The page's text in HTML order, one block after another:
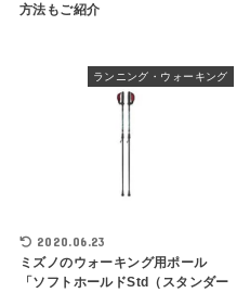
方法もご紹介
ランニング・ウォーキング
2020.06.23
ミズノのウォーキング用ポール
「ソフトホールドStd（スタンダー